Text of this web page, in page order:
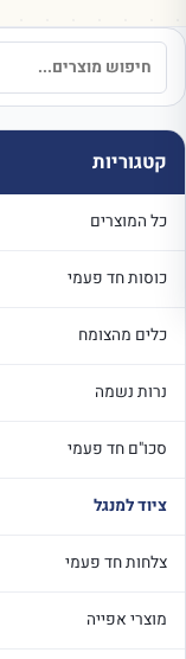
קטגוריות
כל המוצרים
כוסות חד פעמי
כלים מהצומח
נרות נשמה
סכו"ם חד פעמי
ציוד למנגל
צלחות חד פעמי
מוצרי אפייה